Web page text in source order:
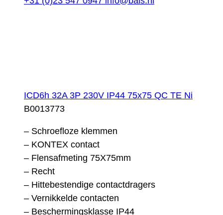
ICD6h 32A 3P 230V IP44 75x75 QC TE Ni
B0013773
– Schroefloze klemmen
– KONTEX contact
– Flensafmeting 75X75mm
– Recht
– Hittebestendige contactdragers
– Vernikkelde contacten
– Beschermingsklasse IP44